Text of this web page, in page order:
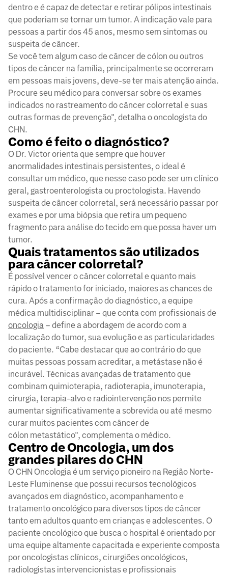
dentro e é capaz de detectar e retirar pólipos intestinais
que poderiam se tornar um tumor. A indicação vale para
pessoas a partir dos 45 anos, mesmo sem sintomas ou
suspeita de câncer.
Se você tem algum caso de câncer de cólon ou outros
tipos de câncer na família, principalmente se ocorreram
em pessoas mais jovens, deve-se ter mais atenção ainda.
Procure seu médico para conversar sobre os exames
indicados no rastreamento do câncer colorretal e suas
outras formas de prevenção", detalha o oncologista do
CHN.
Como é feito o diagnóstico?
O Dr. Victor orienta que sempre que houver
anormalidades intestinais persistentes, o ideal é
consultar um médico, que nesse caso pode ser um clínico
geral, gastroenterologista ou proctologista. Havendo
suspeita de câncer colorretal, será necessário passar por
exames e por uma biópsia que retira um pequeno
fragmento para análise do tecido em que possa haver um
tumor.
Quais tratamentos são utilizados
para câncer colorretal?
É possível vencer o câncer colorretal e quanto mais
rápido o tratamento for iniciado, maiores as chances de
cura. Após a confirmação do diagnóstico, a equipe
médica multidisciplinar – que conta com profissionais de
oncologia – define a abordagem de acordo com a
localização do tumor, sua evolução e as particularidades
do paciente. “Cabe destacar que ao contrário do que
muitas pessoas possam acreditar, a metástase não é
incurável. Técnicas avançadas de tratamento que
combinam quimioterapia, radioterapia, imunoterapia,
cirurgia, terapia-alvo e radiointervenção nos permite
aumentar significativamente a sobrevida ou até mesmo
curar muitos pacientes com câncer de
cólon metastático", complementa o médico.
Centro de Oncologia, um dos
grandes pilares do CHN
O CHN Oncologia é um serviço pioneiro na Região Norte-
Leste Fluminense que possui recursos tecnológicos
avançados em diagnóstico, acompanhamento e
tratamento oncológico para diversos tipos de câncer
tanto em adultos quanto em crianças e adolescentes. O
paciente oncológico que busca o hospital é orientado por
uma equipe altamente capacitada e experiente composta
por oncologistas clínicos, cirurgiões oncológicos,
radiologistas intervencionistas e profissionais